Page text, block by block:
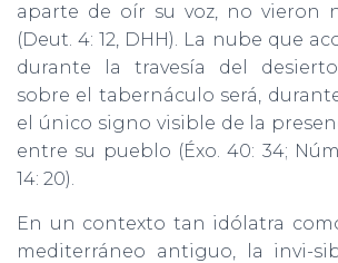
aparte de oír su voz, no vieron
(Deut. 4: 12, DHH). La nube que
durante la travesía del
sobre el tabernáculo será,
el único signo visible de la
entre su pueblo (Éxo. 40: 34; Núm.
14: 20).
En un contexto tan idólatra
mediterráneo antiguo, la invi-